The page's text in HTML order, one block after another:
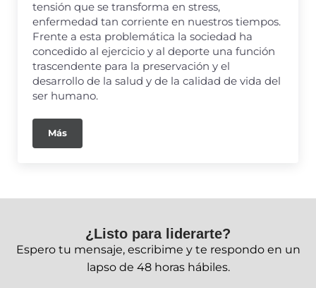
tensión que se transforma en stress,
enfermedad tan corriente en nuestros tiempos.
Frente a esta problemática la sociedad ha
concedido al ejercicio y al deporte una función
trascendente para la preservación y el
desarrollo de la salud y de la calidad de vida del
ser humano.
Más
¿Listo para liderarte?
Espero tu mensaje, escribime y te respondo en un
lapso de 48 horas hábiles.